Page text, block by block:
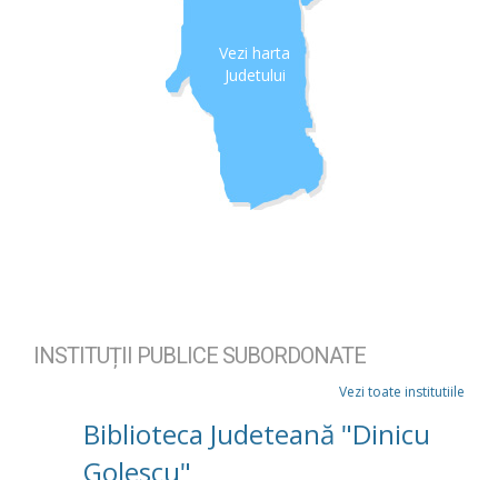
Vezi harta
Judetului
INSTITUȚII PUBLICE SUBORDONATE
Vezi toate institutiile
Biblioteca Judeteană "Dinicu
Golescu"